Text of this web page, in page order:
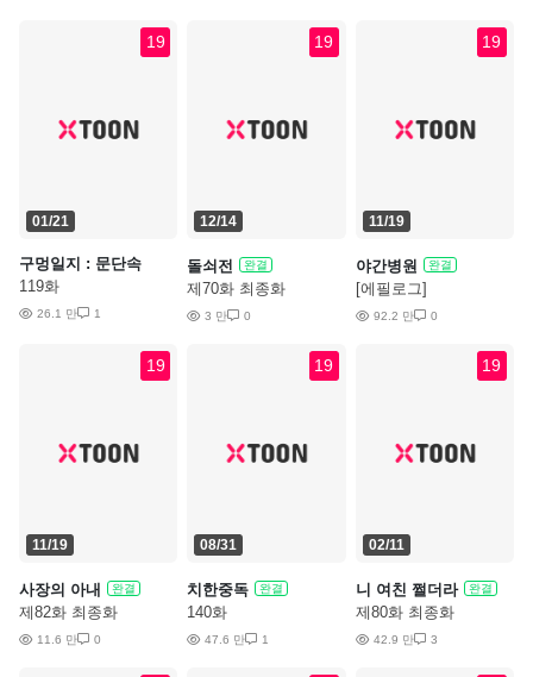
19
01/21
구멍일지 : 문단속
119화
26.1 만 1
19
12/14
돌쇠전 완결
제70화 최종화
3 만 0
19
11/19
야간병원 완결
[에필로그]
92.2 만 0
19
11/19
사장의 아내 완결
제82화 최종화
11.6 만 0
19
08/31
치한중독 완결
140화
47.6 만 1
19
02/11
니 여친 쩔더라 완결
제80화 최종화
42.9 만 3